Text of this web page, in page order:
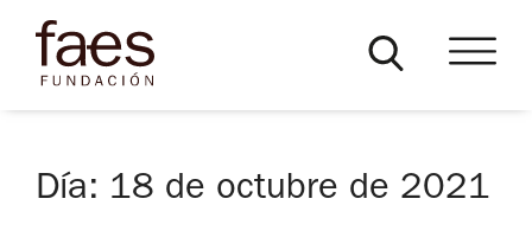
Día: 18 de octubre de 2021